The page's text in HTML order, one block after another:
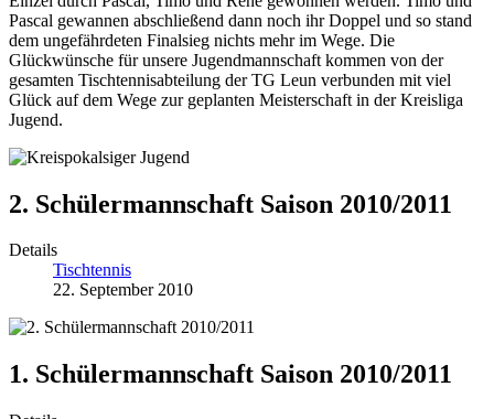
Pascal gewannen abschließend dann noch ihr Doppel und so stand
dem ungefährdeten Finalsieg nichts mehr im Wege. Die
Glückwünsche für unsere Jugendmannschaft kommen von der
gesamten Tischtennisabteilung der TG Leun verbunden mit viel
Glück auf dem Wege zur geplanten Meisterschaft in der Kreisliga
Jugend.
2. Schülermannschaft Saison 2010/2011
Details
Tischtennis
22. September 2010
1. Schülermannschaft Saison 2010/2011